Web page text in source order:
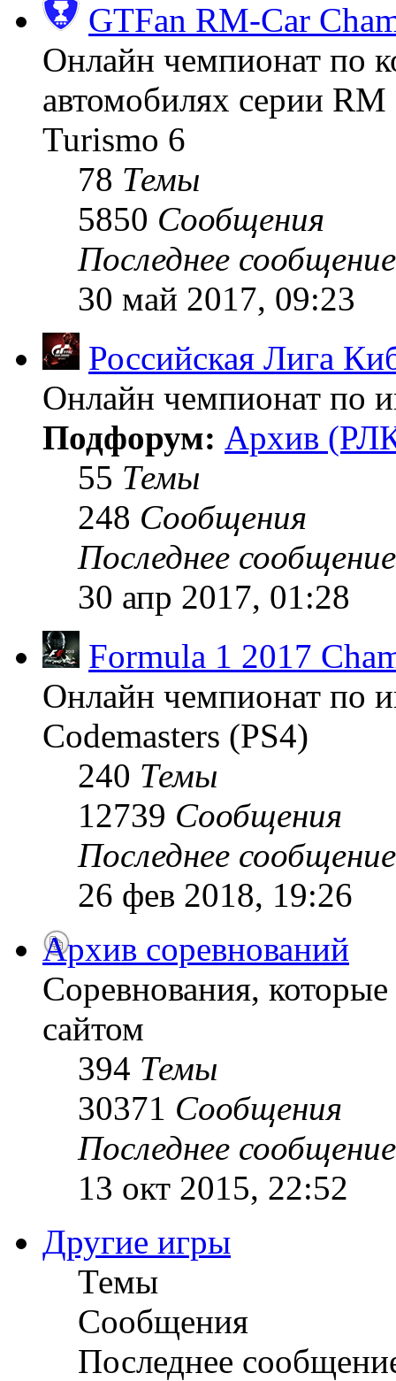
GTFan RM-Car
Онлайн чемпионат по
автомобилях серии
Turismo 6
78 Темы
5850 Сообщения
Последнее сообщение
30 май 2017, 09:23
Российская Лига
Онлайн чемпионат по
Подфорум: Архив
55 Темы
248 Сообщения
Последнее сообщение
30 апр 2017, 01:28
Formula 1 2017
Онлайн чемпионат по
Codemasters (PS4)
240 Темы
12739 Сообщения
Последнее сообщение
26 фев 2018, 19:26
Архив соревнований
Соревнования,
сайтом
394 Темы
30371 Сообщения
Последнее сообщение
13 окт 2015, 22:52
Другие игры
Темы
Сообщения
Последнее